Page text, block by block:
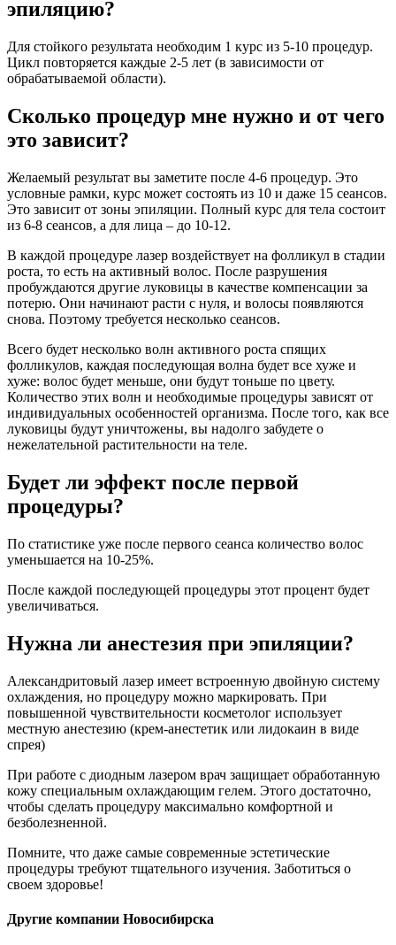
эпиляцию?
Для стойкого результата необходим 1 курс из 5-10 процедур.
Цикл повторяется каждые 2-5 лет (в зависимости от
обрабатываемой области).
Сколько процедур мне нужно и от чего
это зависит?
Желаемый результат вы заметите после 4-6 процедур. Это
условные рамки, курс может состоять из 10 и даже 15 сеансов.
Это зависит от зоны эпиляции. Полный курс для тела состоит
из 6-8 сеансов, а для лица – до 10-12.
В каждой процедуре лазер воздействует на фолликул в стадии
роста, то есть на активный волос. После разрушения
пробуждаются другие луковицы в качестве компенсации за
потерю. Они начинают расти с нуля, и волосы появляются
снова. Поэтому требуется несколько сеансов.
Всего будет несколько волн активного роста спящих
фолликулов, каждая последующая волна будет все хуже и
хуже: волос будет меньше, они будут тоньше по цвету.
Количество этих волн и необходимые процедуры зависят от
индивидуальных особенностей организма. После того, как все
луковицы будут уничтожены, вы надолго забудете о
нежелательной растительности на теле.
Будет ли эффект после первой
процедуры?
По статистике уже после первого сеанса количество волос
уменьшается на 10-25%.
После каждой последующей процедуры этот процент будет
увеличиваться.
Нужна ли анестезия при эпиляции?
Александритовый лазер имеет встроенную двойную систему
охлаждения, но процедуру можно маркировать. При
повышенной чувствительности косметолог использует
местную анестезию (крем-анестетик или лидокаин в виде
спрея)
При работе с диодным лазером врач защищает обработанную
кожу специальным охлаждающим гелем. Этого достаточно,
чтобы сделать процедуру максимально комфортной и
безболезненной.
Помните, что даже самые современные эстетические
процедуры требуют тщательного изучения. Заботиться о
своем здоровье!
Другие компании Новосибирска